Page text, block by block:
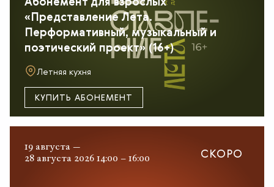
«Представление Лета.
Перформативный, музыкальный и
поэтический проект» (16+)
Летняя кухня
КУПИТЬ АБОНЕМЕНТ
19 августа —
28 августа 2026 14:00 – 16:00
СКОРО